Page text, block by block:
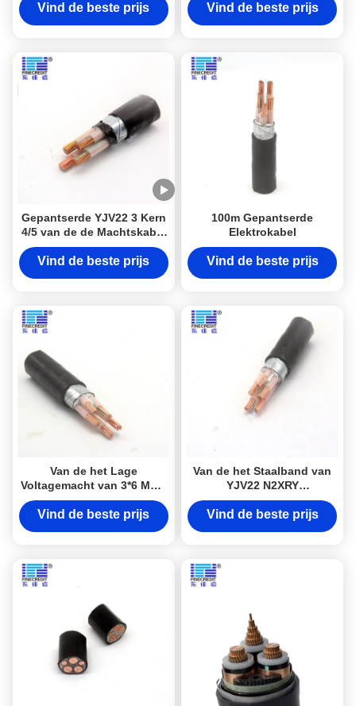
van het de Bandenpantser
Vind de beste prijs
Kernmiddel/Hoogspanning
Vind de beste prijs
Gepantserde YJV22 3 Kern
4/5 van de de Machtskabel
van het Fase3×185mm2
Lage Voltage
Vind de beste prijs
100m Gepantserde
Elektrokabel
Vind de beste prijs
Van de het Lage
Voltagemacht van 3*6 Mm2
van het de Kabel
Gegalvaniseerde Staal van
het de Bandenpantser STA
Vind de beste prijs
Van de het Staalband van
YJV22 N2XRY
Gegalvaniseerde
Gepantserde Elektro de
Kabelsta 4 Kern 0.6/1KV
Vind de beste prijs